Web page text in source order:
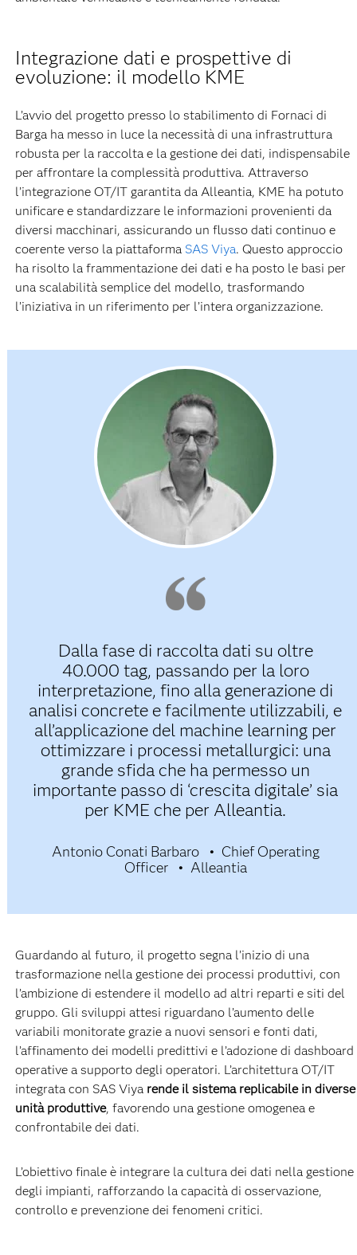
Integrazione dati e prospettive di
evoluzione: il modello KME
L’avvio del progetto presso lo stabilimento di Fornaci di
Barga ha messo in luce la necessità di una infrastruttura
robusta per la raccolta e la gestione dei dati, indispensabile
per affrontare la complessità produttiva. Attraverso
l’integrazione OT/IT garantita da Alleantia, KME ha potuto
unificare e standardizzare le informazioni provenienti da
diversi macchinari, assicurando un flusso dati continuo e
coerente verso la piattaforma SAS Viya. Questo approccio
ha risolto la frammentazione dei dati e ha posto le basi per
una scalabilità semplice del modello, trasformando
l’iniziativa in un riferimento per l’intera organizzazione.
Dalla fase di raccolta dati su oltre
40.000 tag, passando per la loro
interpretazione, fino alla generazione di
analisi concrete e facilmente utilizzabili, e
all’applicazione del machine learning per
ottimizzare i processi metallurgici: una
grande sfida che ha permesso un
importante passo di ‘crescita digitale’ sia
per KME che per Alleantia.
Antonio Conati Barbaro
Chief Operating
Officer
Alleantia
Guardando al futuro, il progetto segna l’inizio di una
trasformazione nella gestione dei processi produttivi, con
l’ambizione di estendere il modello ad altri reparti e siti del
gruppo. Gli sviluppi attesi riguardano l’aumento delle
variabili monitorate grazie a nuovi sensori e fonti dati,
l’affinamento dei modelli predittivi e l’adozione di dashboard
operative a supporto degli operatori. L’architettura OT/IT
integrata con SAS Viya rende il sistema replicabile in diverse
unità produttive, favorendo una gestione omogenea e
confrontabile dei dati.
L’obiettivo finale è integrare la cultura dei dati nella gestione
degli impianti, rafforzando la capacità di osservazione,
controllo e prevenzione dei fenomeni critici.